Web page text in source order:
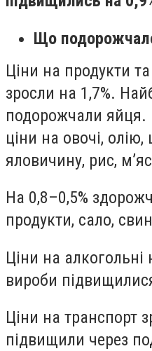
Що
Ціни на продукти
зросли на 1,7%.
подорожчали яйця.
ціни на овочі, олію,
яловичину, рис,
На 0,8–0,5%
продукти, сало,
Ціни на алкогольні
вироби
Ціни на транспорт
підвищили через